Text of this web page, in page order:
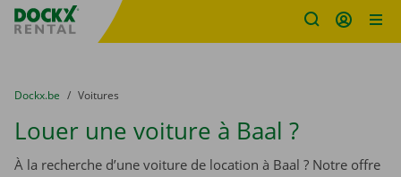
sitename
You are here:
du
Dockx.be to
Voitures
Louer une voiture à Baal ?
À la recherche d’une voiture de location à Baal ? Notre offre